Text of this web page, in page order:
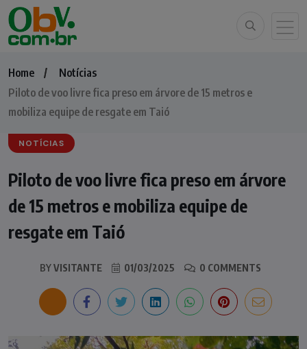
Home
Notícias
Piloto de voo livre fica preso em árvore de 15 metros e
mobiliza equipe de resgate em Taió
NOTÍCIAS
Piloto de voo livre fica preso em árvore
de 15 metros e mobiliza equipe de
resgate em Taió
BYVISITANTE 01/03/2025 0 COMMENTS